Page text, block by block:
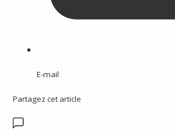
E-mail
Partagez cet article